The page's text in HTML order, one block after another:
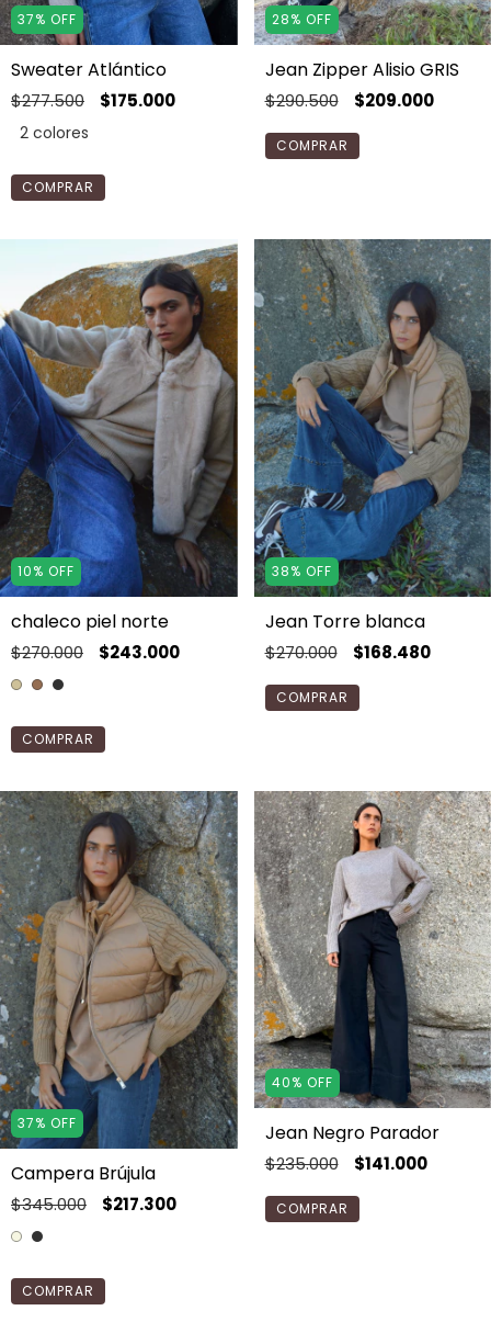
37% OFF
Sweater Atlántico
$277.500 $175.000
2 colores
COMPRAR
28% OFF
Jean Zipper Alisio GRIS
$290.500 $209.000
COMPRAR
10% OFF
chaleco piel norte
$270.000 $243.000
COMPRAR
38% OFF
Jean Torre blanca
$270.000 $168.480
COMPRAR
37% OFF
Campera Brújula
$345.000 $217.300
COMPRAR
40% OFF
Jean Negro Parador
$235.000 $141.000
COMPRAR